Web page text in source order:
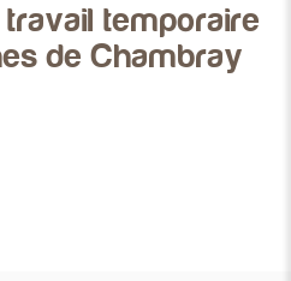
temporaire
de Chambray